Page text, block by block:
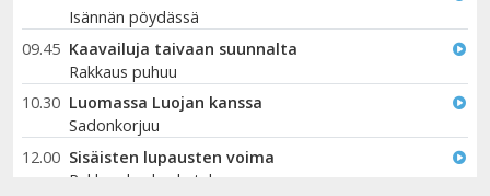
Isännän pöydässä
09.45 Kaavailuja taivaan suunnalta
Rakkaus puhuu
10.30 Luomassa Luojan kanssa
Sadonkorjuu
12.00 Sisäisten lupausten voima
Rakkauden kosketuksessa